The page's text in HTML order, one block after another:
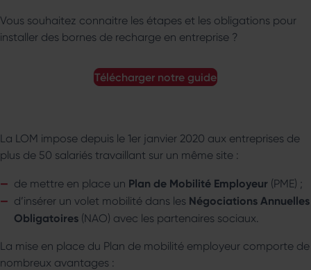
Vous souhaitez connaitre les étapes et les obligations pour
installer des bornes de recharge en entreprise ?
télécharger notre guide
La LOM impose depuis le 1er janvier 2020 aux entreprises de
plus de 50 salariés travaillant sur un même site :
de mettre en place un Plan de Mobilité Employeur (PME) ;
d’insérer un volet mobilité dans les Négociations Annuelles
Obligatoires (NAO) avec les partenaires sociaux.
La mise en place du Plan de mobilité employeur comporte de
nombreux avantages :